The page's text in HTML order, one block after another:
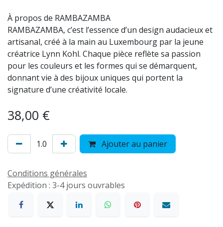
À propos de RAMBAZAMBA
RAMBAZAMBA, c’est l’essence d’un design audacieux et
artisanal, créé à la main au Luxembourg par la jeune
créatrice Lynn Kohl. Chaque pièce reflète sa passion
pour les couleurs et les formes qui se démarquent,
donnant vie à des bijoux uniques qui portent la
signature d’une créativité locale.
38,00 €
Ajouter au panier
Conditions générales
Expédition : 3-4 jours ouvrables